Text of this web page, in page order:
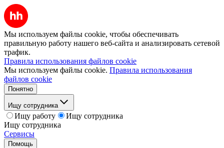
Мы используем файлы cookie, чтобы обеспечивать
правильную работу нашего веб-сайта и анализировать сетевой
трафик.
Правила использования файлов cookie
Мы используем файлы cookie. Правила использования
файлов cookie
Понятно
Ищу сотрудника
Ищу работу
Ищу сотрудника
Ищу сотрудника
Сервисы
Помощь